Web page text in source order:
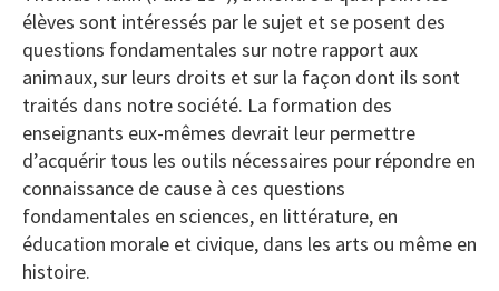
élèves sont intéressés par le sujet et se posent des
questions fondamentales sur notre rapport aux
animaux, sur leurs droits et sur la façon dont ils sont
traités dans notre société. La formation des
enseignants eux-mêmes devrait leur permettre
d’acquérir tous les outils nécessaires pour répondre en
connaissance de cause à ces questions
fondamentales en sciences, en littérature, en
éducation morale et civique, dans les arts ou même en
histoire.